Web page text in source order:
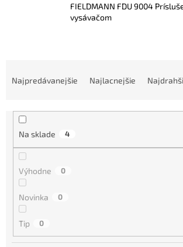
FIELDMANN FDU 9004
vysávačom
Najpredávanejšie Najlacnejšie
Na sklade 4
Výhodne 0
Novinka 0
Tip 0